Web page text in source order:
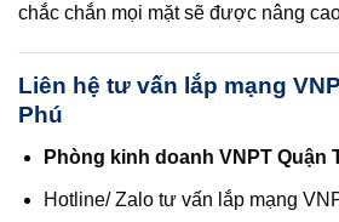
chắc chắn mọi mặt sẽ được nâng
Liên hệ tư vấn lắp mạng
Phú
Phòng kinh doanh VNPT Quận
Hotline/ Zalo tư vấn lắp mạng